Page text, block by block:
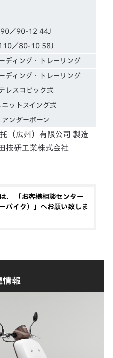
90／90-12 44J
110／80-10 58J
ディング・トレーリング
ディング・トレーリング
レスコピック式
ニットスイング式
アンダーボーン
（広州）有限公司 製造
技研工業株式会社
、 「お客様相談センター
イク）」へお願い致しま
情報